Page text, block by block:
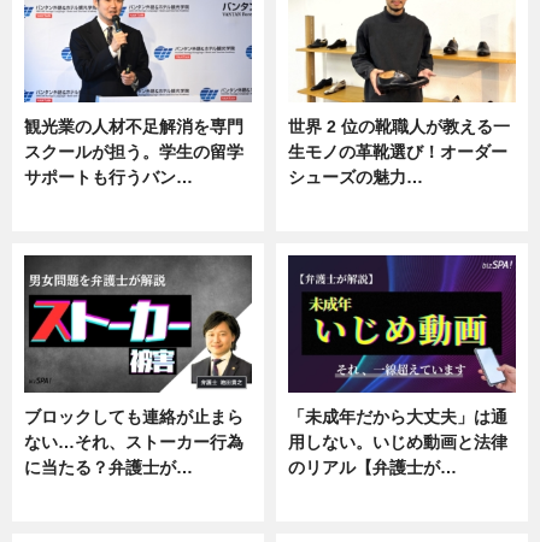
観光業の人材不足解消を専門
スクールが担う。学生の留学
サポートも行うバン…
世界 2 位の靴職人が教える一
生モノの革靴選び！オーダー
シューズの魅力…
ブロックしても連絡が止まら
ない…それ、ストーカー行為
に当たる？弁護士が…
「未成年だから大丈夫」は通
用しない。いじめ動画と法律
のリアル【弁護士が…